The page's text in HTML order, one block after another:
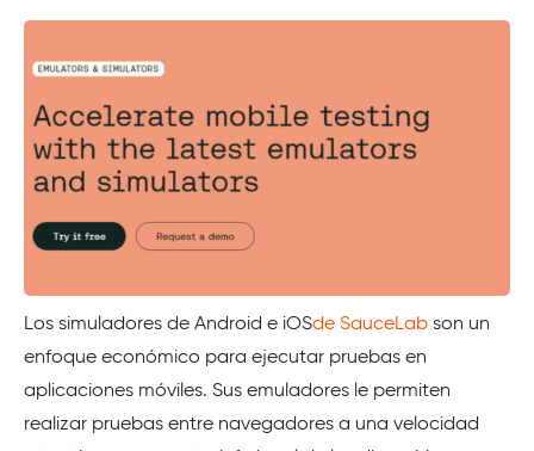
Los simuladores de Android e iOSde SauceLab son un
enfoque económico para ejecutar pruebas en
aplicaciones móviles. Sus emuladores le permiten
realizar pruebas entre navegadores a una velocidad